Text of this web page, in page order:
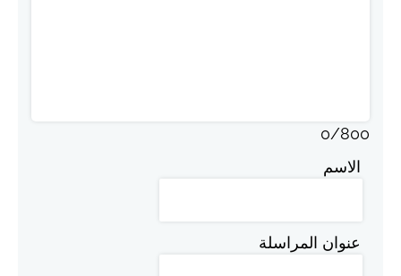
0/800
الاسم
عنوان المراسلة